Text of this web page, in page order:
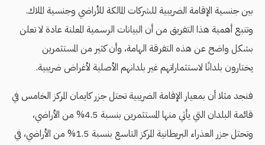
بين جنسية الإقامة الضريبية للشركات المالكة للأراضي وجنسية الملاك.
وتنبع أهمية هذا التفريق من أن البيانات الرسمية المعلنة عادة لا تعلن
بشكل واضح عن هذه التفرقة الهامة، وأن كثير من المستثمرين
يختارون بلدانًا لاستثماراتهم غير بلدانهم الأصلية لأغراض ضريبية.
فنجد مثلا أن بمعيار الإقامة الضريبية تحتل جزر كايمان المركز الخامس في
قائمة البلدان التي يأتي منها المستثمرين بنسبة 4.5% من الأراضي،
وتحتل جزر العذراء البريطانية المركز التاسع بنسبة 1.5% من الأراضي، في